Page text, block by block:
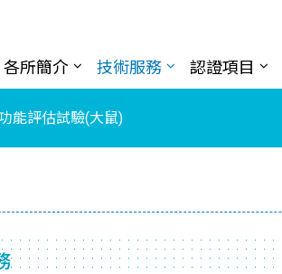
各所簡介 技術服務 認證項目
能評估試驗(大鼠)